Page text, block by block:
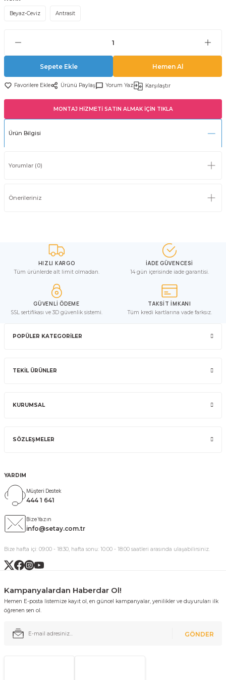
Beyaz-Ceviz Antrasit
Sepete Ekle Hemen Al
Ürünü Paylaş Yorum Yaz Karşılaştır
MONTAJ HİZMETİ SATIN ALMAK İÇİN TIKLA
Ürün Bilgisi
Yorumlar (0)
Önerileriniz
HIZLI KARGO
Tüm ürünlerde alt limit olmadan.
İADE GÜVENCESİ
14 gün içerisinde iade garantisi.
GÜVENLİ ÖDEME
SSL sertifikası ve 3D güvenlik sistemi.
TAKSİT İMKANI
Tüm kredi kartlarına vade farksız.
POPÜLER KATEGORİLER
TEKİL ÜRÜNLER
KURUMSAL
SÖZLEŞMELER
YARDIM
Müşteri Destek
444 1 641
Bize Yazın
info@setay.com.tr
Bize hafta içi: 09:00 - 18:30, hafta sonu: 10:00 - 18:00 saatleri arasında ulaşabilirsiniz.
Kampanyalardan Haberdar Ol!
Hemen E-posta listemize kayıt ol, en güncel kampanyalar, yenilikler ve duyuruları ilk
öğrenen sen ol.
GÖNDER